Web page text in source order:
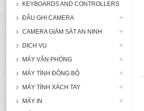
KEYBOARDS AND CONTROLLERS
ĐẦU GHI CAMERA
CAMERA GIÁM SÁT AN NINH
DỊCH VỤ
MÁY VĂN PHÒNG
MÁY TÍNH ĐỒNG BỘ
MÁY TÍNH XÁCH TAY
MÁY IN